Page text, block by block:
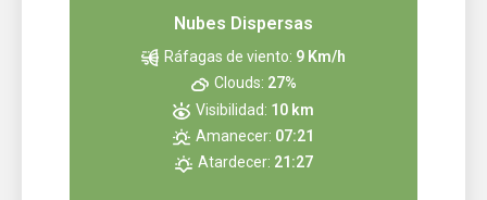
Nubes Dispersas
Ráfagas de viento: 9 Km/h
Clouds: 27%
Visibilidad: 10 km
Amanecer: 07:21
Atardecer: 21:27